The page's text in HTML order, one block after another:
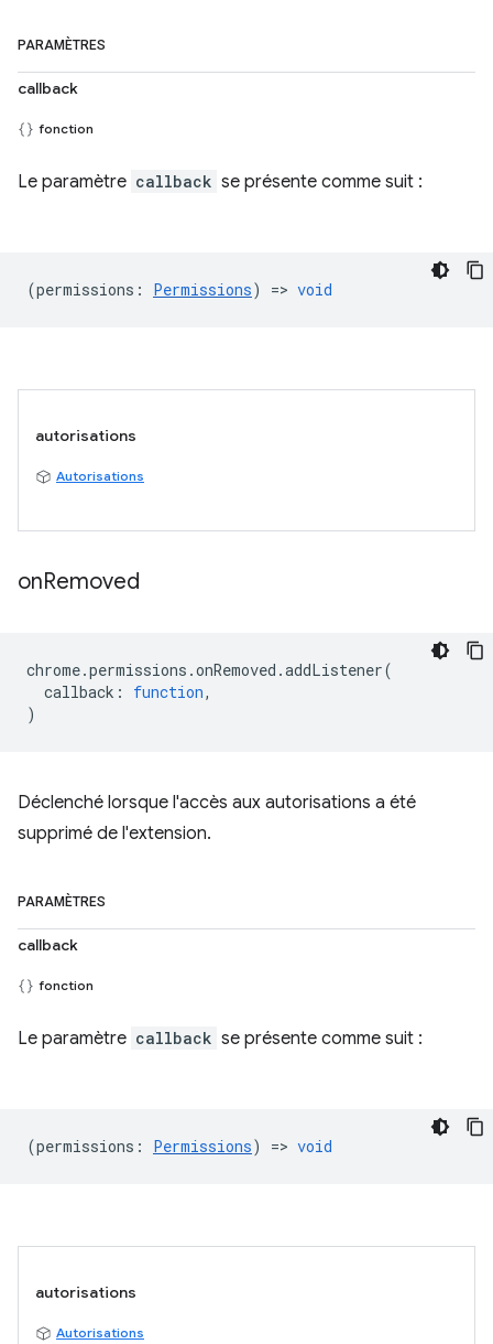
PARAMÈTRES
callback
fonction
Le paramètre callback se présente comme suit :
(permissions : Permissions) => void
autorisations
Autorisations
onRemoved
chrome.permissions .onRemoved .addListener(
callback : function,
)
Déclenché lorsque l'accès aux autorisations a été
supprimé de l'extension.
PARAMÈTRES
callback
fonction
Le paramètre callback se présente comme suit :
(permissions : Permissions) => void
autorisations
Autorisations